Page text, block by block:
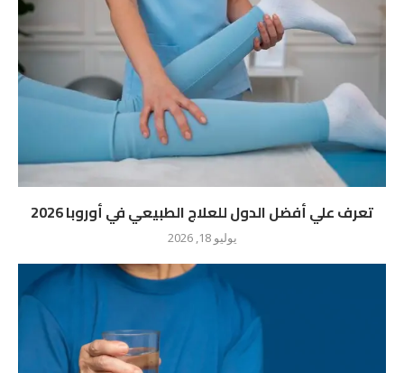
تعرف علي أفضل الدول للعلاج الطبيعي في أوروبا 2026
يوليو 18, 2026